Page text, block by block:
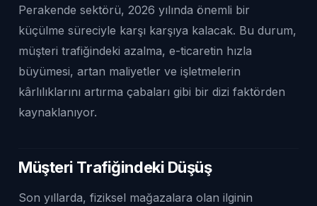
Perakende sektörü, 2026 yılında önemli bir
küçülme süreciyle karşı karşıya kalacak. Bu durum,
müşteri trafiğindeki azalma, e-ticaretin hızla
büyümesi, artan maliyetler ve işletmelerin
kârlılıklarını artırma çabaları gibi bir dizi faktörden
kaynaklanıyor.
Müşteri Trafiğindeki Düşüş
Son yıllarda, fiziksel mağazalara olan ilginin